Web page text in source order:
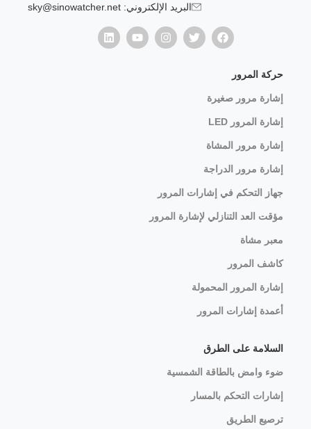
البريد الإلكتروني: sky@sinowatcher.net
حركة المرور
إشارة مرور صغيرة
إشارة المرور LED
إشارة مرور المشاة
إشارة مرور الدراجة
جهاز التحكم في إشارات المرور
مؤقت العد التنازلي لإشارة المرور
معبر مشاة
كاشف المرور
إشارة المرور المحمولة
أعمدة إشارات المرور
السلامة على الطرق
ضوء وامض بالطاقة الشمسية
إشارات التحكم بالمسار
ترصيع الطريق